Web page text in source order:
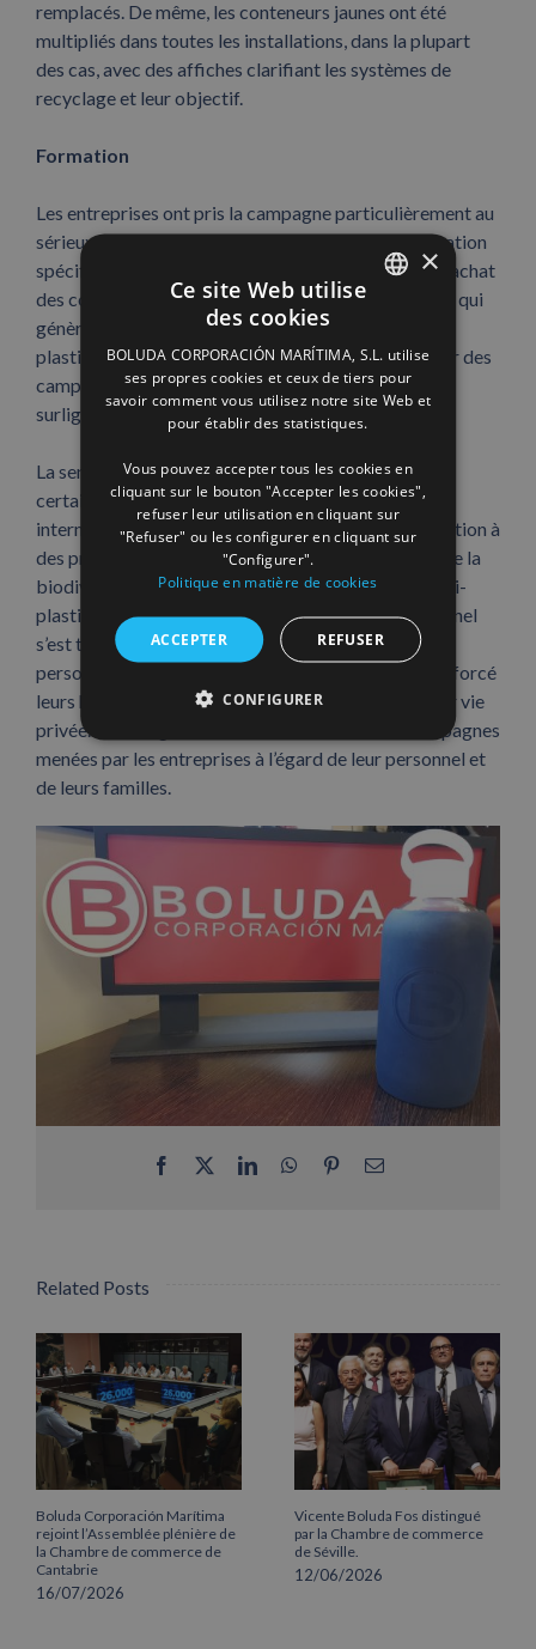
remplacés. De même, les conteneurs jaunes ont été
multipliés dans toutes les installations, dans la plupart
des cas, avec des affiches clarifiant les systèmes de
recyclage et leur objectif.
Formation
Les entreprises ont pris la campagne particulièrement au
sérieux et, dans plusieurs cas, des journées de formation
spécifiques ont été mises en place sur les critères d’achat
des consommables pour l’élimination totale de ceux qui
génèrent des déchets plastiques. L’impulsion anti-
plastique ne s’arrête pas là, car on travaille même sur des
campagnes de recyclage de «marqueurs, stylos et
surligneurs».
La sensibilisation dans les entreprises est telle que
certains des plus grands veulent créer un volontaire
interne pour «le nettoyage des plages et la participation à
des projets de préservation des espaces marins et de la
biodiversité marine et côtière». L’environnement anti-
plastique qui a été généré dans le monde professionnel
s’est transcendé vers la sensilisation des milliers de
personnes qui travaillent dans le secteur, qui ont renforcé
leurs habitudes de lutte contre le plastique dans leur vie
privée. Cela a également contribué à diverses campagnes
menées par les entreprises à l’égard de leur personnel et
de leurs familles.
Facebook LinkedInWhatsApp
PinterestEmail
Related Posts
Boluda Corporación Marítima
rejoint l’Assemblée plénière de
la Chambre de commerce de
Cantabrie
16/07/2026
Vicente Boluda Fos distingué
par la Chambre de commerce
de Séville.
12/06/2026
ENGLISH
FRENCH
×
Ce site Web utilise
des cookies
BOLUDA CORPORACIÓN MARÍTIMA, S.L. utilise
ses propres cookies et ceux de tiers pour
savoir comment vous utilisez notre site Web et
pour établir des statistiques.
Vous pouvez accepter tous les cookies en
cliquant sur le bouton "Accepter les cookies",
refuser leur utilisation en cliquant sur
"Refuser" ou les configurer en cliquant sur
"Configurer".
Politique en matière de cookies
ACCEPTER REFUSER
CONFIGURER